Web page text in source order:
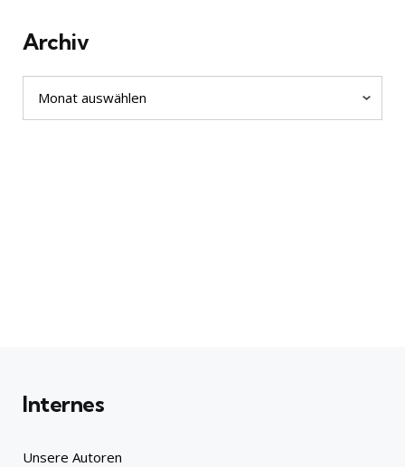
Archiv
Archiv
Internes
Unsere Autoren